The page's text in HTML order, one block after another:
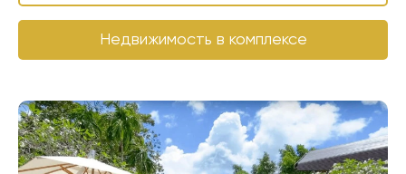
Недвижимость в комплексе